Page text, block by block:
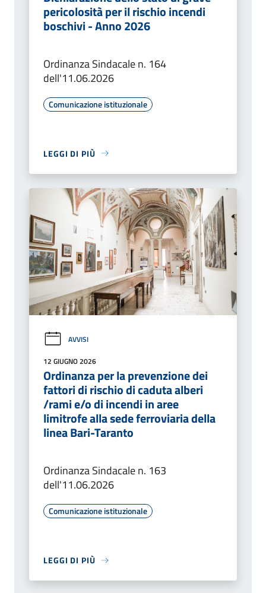
pericolosità per il rischio incendi
boschivi - Anno 2026
Ordinanza Sindacale n. 164
dell'11.06.2026
Comunicazione istituzionale
LEGGI DI PIÙ
AVVISI
12 GIUGNO 2026
Ordinanza per la prevenzione dei
fattori di rischio di caduta alberi
/rami e/o di incendi in aree
limitrofe alla sede ferroviaria della
linea Bari-Taranto
Ordinanza Sindacale n. 163
dell'11.06.2026
Comunicazione istituzionale
LEGGI DI PIÙ